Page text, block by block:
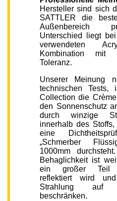
Hersteller sind sich
SATTLER die
Außenbereich
Unterschied liegt
verwendeten
Kombination mit
Toleranz.
Unserer Meinung
technischen Tests,
Collection die
den Sonnenschutz
durch winzige
innerhalb des
eine
„Schmerber
1000mm
Behaglichkeit ist
ein großer Teil
reflektiert wird
Strahlung auf
beschränken.